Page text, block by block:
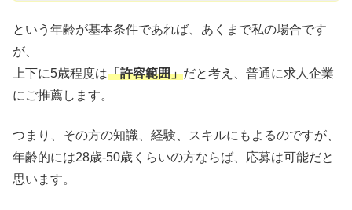
という年齢が基本条件であれば、あくまで私の場合です
が、
上下に5歳程度は「許容範囲」だと考え、普通に求人企業
にご推薦します。
つまり、その方の知識、経験、スキルにもよるのですが、
年齢的には28歳-50歳くらいの方ならば、応募は可能だと
思います。